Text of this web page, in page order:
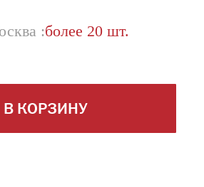
:более 20 шт.
В КОРЗИНУ